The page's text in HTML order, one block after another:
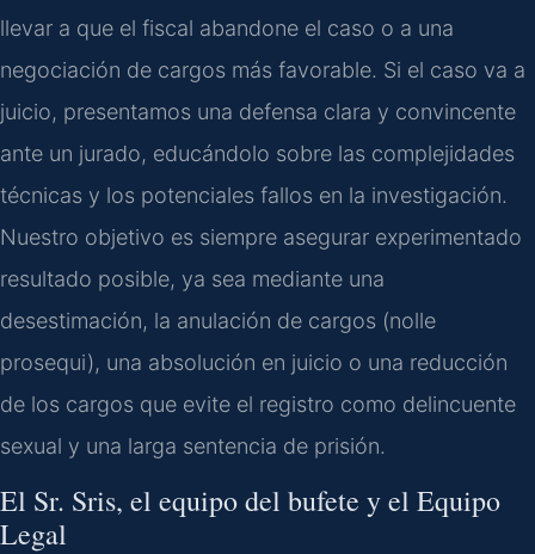
llevar a que el fiscal abandone el caso o a una
negociación de cargos más favorable. Si el caso va a
juicio, presentamos una defensa clara y convincente
ante un jurado, educándolo sobre las complejidades
técnicas y los potenciales fallos en la investigación.
Nuestro objetivo es siempre asegurar experimentado
resultado posible, ya sea mediante una
desestimación, la anulación de cargos (nolle
prosequi), una absolución en juicio o una reducción
de los cargos que evite el registro como delincuente
sexual y una larga sentencia de prisión.
El Sr. Sris, el equipo del bufete y el Equipo
Legal